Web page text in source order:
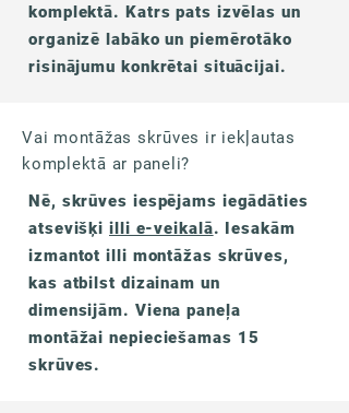
komplektā. Katrs pats izvēlas un
organizē labāko un piemērotāko
risinājumu konkrētai situācijai.
Vai montāžas skrūves ir iekļautas
komplektā ar paneli?
Nē, skrūves iespējams iegādāties
atsevišķiilli e-veikalā. Iesakām
izmantot illi montāžas skrūves,
kas atbilst dizainam un
dimensijām. Viena paneļa
montāžai nepieciešamas 15
skrūves.